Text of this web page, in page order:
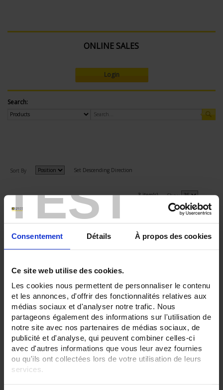
TEST
Consentement Détails À propos des cookies
Ce site web utilise des cookies.
Les cookies nous permettent de personnaliser le contenu
et les annonces, d'offrir des fonctionnalités relatives aux
médias sociaux et d'analyser notre trafic. Nous
partageons également des informations sur l'utilisation de
notre site avec nos partenaires de médias sociaux, de
publicité et d'analyse, qui peuvent combiner celles-ci
avec d'autres informations que vous leur avez fournies
ou qu'ils ont collectées lors de votre utilisation de leurs
services.
ONLINE SALES
Login
Search:
Sort By Set Descending Direction
3 item(s) Show
CA 6471
Resistance, earth coupling, continuity, resistivity and selective earth